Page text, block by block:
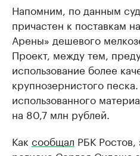
Напомним, по данным
причастен к поставкам
Арены» дешевого
Проект, между тем,
использование более
крупнозернистого
использованного
на 80,7 млн рублей.
Как сообщал РБК Ростов,